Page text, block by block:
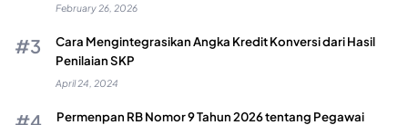
February 26, 2026
Cara Mengintegrasikan Angka Kredit Konversi dari Hasil
Penilaian SKP
April 24, 2024
Permenpan RB Nomor 9 Tahun 2026 tentang Pegawai